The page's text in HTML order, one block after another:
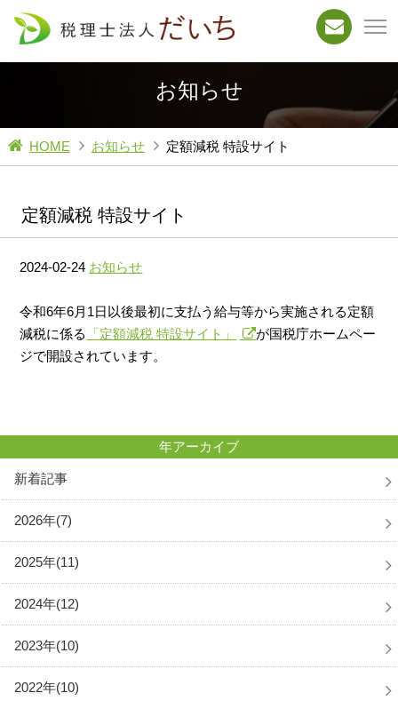
お知らせ
HOME お知らせ 定額減税 特設サイト
定額減税 特設サイト
2024-02-24 お知らせ
令和6年6月1日以後最初に支払う給与等から実施される定額
減税に係る
「定額減税 特設サイト」
が国税庁ホームペー
ジで開設されています。
年アーカイブ
新着記事
2026年(7)
2025年(11)
2024年(12)
2023年(10)
2022年(10)